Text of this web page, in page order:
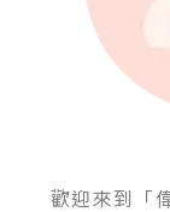
歡迎來到「